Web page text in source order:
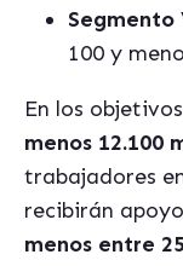
Segmento
100 y
En los
menos 12.100
trabajadores
recibirán
menos entre